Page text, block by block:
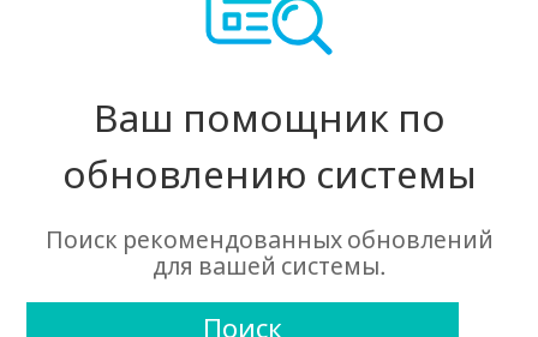
Ваш помощник по
обновлению системы
Поиск рекомендованных обновлений
для вашей системы.
Поиск